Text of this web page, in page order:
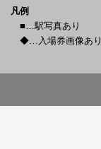
凡例
■…駅写真あり
◆…入場券画像あり